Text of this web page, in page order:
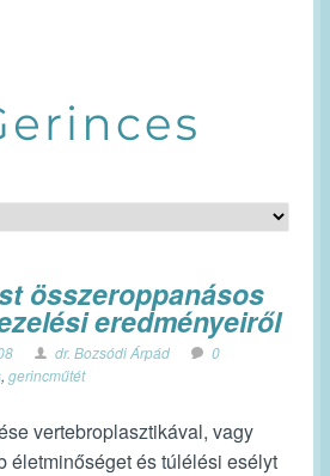
összeroppanásos
eredményeiről
dr. Bozsódi Árpád
0
, gerincműtét
vertebroplasztikával, vagy
életminőséget és túlélési esélyt